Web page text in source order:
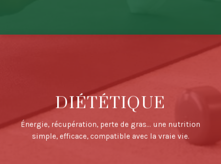
DIÉTÉTIQUE
Énergie, récupération, perte de gras… une nutrition
simple, efficace, compatible avec la vraie vie.